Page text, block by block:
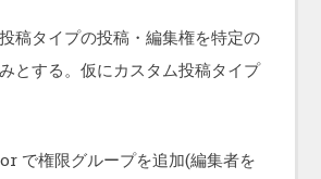
稿タイプの投稿・編集権を特定の
とする。仮にカスタム投稿タイプ
で権限グループを追加(編集者を